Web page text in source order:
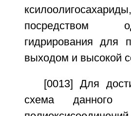
посредством
гидрирования для
выходом и высокой
[0013] Для
схема данного